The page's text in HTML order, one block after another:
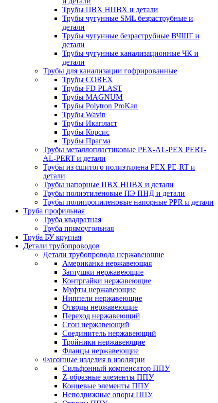
Трубы ПВХ НПВХ и детали
Трубы чугунные SML безраструбные и
детали
Трубы чугунные безраструбные ВЧШГ и
детали
Трубы чугунные канализационные ЧК и
детали
Трубы для канализации гофрированные
Трубы COREX
Трубы FD PLAST
Трубы MAGNUM
Трубы Polytron ProKan
Трубы Wavin
Трубы Икапласт
Трубы Корсис
Трубы Прагма
Трубы металлопластиковые PEX-AL-PEX PERT-
AL-PERT и детали
Трубы из сшитого полиэтилена PEX PE-RT и
детали
Трубы напорные ПВХ НПВХ и детали
Трубы полиэтиленовые ПЭ ПНД и детали
Трубы полипропиленовые напорные PPR и детали
Труба профильная
Труба квадратная
Труба прямоугольная
Труба БУ круглая
Детали трубопроводов
Детали трубопровода нержавеющие
Американка нержавеющая
Заглушки нержавеющие
Контргайки нержавеющие
Муфты нержавеющие
Ниппели нержавеющие
Отводы нержавеющие
Переход нержавеющий
Сгон нержавеющий
Соединитель нержавеющий
Тройники нержавеющие
Фланцы нержавеющие
Фасонные изделия в изоляции
Cильфонный компенсатор ППУ
Z-образные элементы ППУ
Концевые элементы ППУ
Неподвижные опоры ППУ